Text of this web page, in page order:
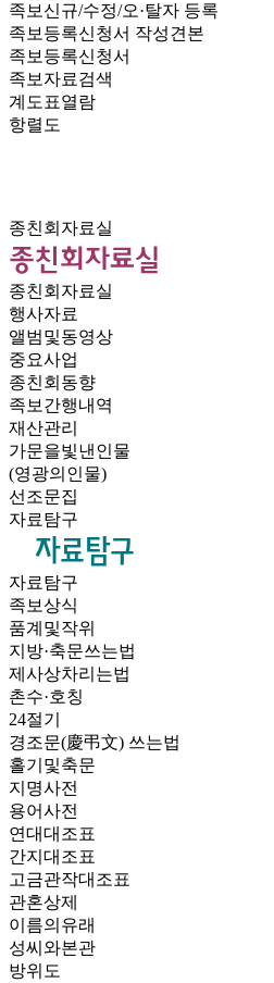
족보신규/수정/오·탈자 등록
족보등록신청서 작성견본
족보등록신청서
족보자료검색
계도표열람
항렬도
종친회자료실
종친회자료실
행사자료
앨범및동영상
중요사업
종친회동향
족보간행내역
재산관리
가문을빛낸인물
(영광의인물)
선조문집
자료탐구
자료탐구
족보상식
품계및작위
지방·축문쓰는법
제사상차리는법
촌수·호칭
24절기
경조문(慶弔文) 쓰는법
홀기및축문
지명사전
용어사전
연대대조표
간지대조표
고금관작대조표
관혼상제
이름의유래
성씨와본관
방위도